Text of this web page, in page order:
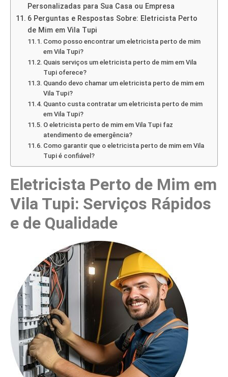
Personalizadas para Sua Casa ou Empresa
6 Perguntas e Respostas Sobre: Eletricista Perto
de Mim em Vila Tupi
Como posso encontrar um eletricista perto de mim
em Vila Tupi?
Quais serviços um eletricista perto de mim em Vila
Tupi oferece?
Quando devo chamar um eletricista perto de mim em
Vila Tupi?
Quanto custa contratar um eletricista perto de mim
em Vila Tupi?
O eletricista perto de mim em Vila Tupi faz
atendimento de emergência?
Como garantir que o eletricista perto de mim em Vila
Tupi é confiável?
Eletricista Perto de Mim em
Vila Tupi: Serviços Rápidos
e de Qualidade